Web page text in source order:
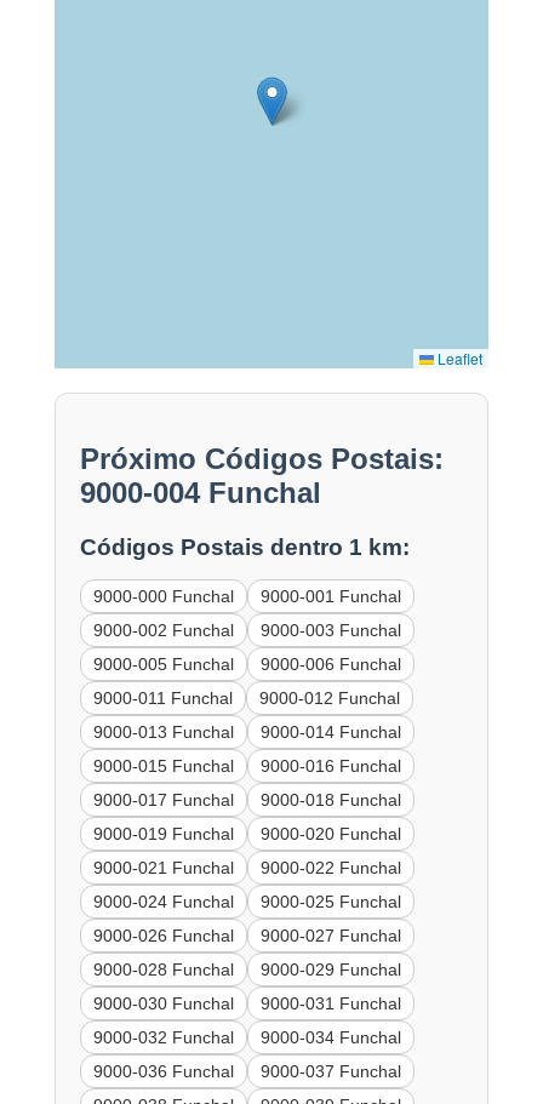
Leaflet
Próximo Códigos Postais:
9000-004 Funchal
Códigos Postais dentro 1 km:
9000-000 Funchal
9000-001 Funchal
9000-002 Funchal
9000-003 Funchal
9000-005 Funchal
9000-006 Funchal
9000-011 Funchal
9000-012 Funchal
9000-013 Funchal
9000-014 Funchal
9000-015 Funchal
9000-016 Funchal
9000-017 Funchal
9000-018 Funchal
9000-019 Funchal
9000-020 Funchal
9000-021 Funchal
9000-022 Funchal
9000-024 Funchal
9000-025 Funchal
9000-026 Funchal
9000-027 Funchal
9000-028 Funchal
9000-029 Funchal
9000-030 Funchal
9000-031 Funchal
9000-032 Funchal
9000-034 Funchal
9000-036 Funchal
9000-037 Funchal